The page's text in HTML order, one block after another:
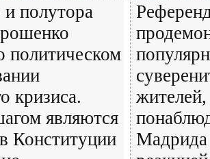
полутора
политическом
кризиса.
являются
Конституции
Мадрида